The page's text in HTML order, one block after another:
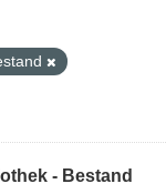
- Bestand